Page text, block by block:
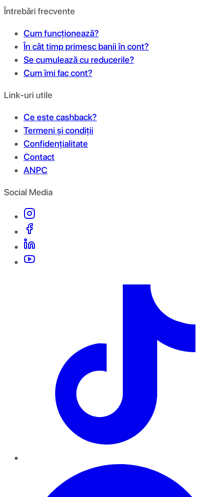
Întrebări frecvente
Cum funcționează?
În cât timp primesc banii în cont?
Se cumulează cu reducerile?
Cum îmi fac cont?
Link-uri utile
Ce este cashback?
Termeni și condiții
Confidențialitate
Contact
ANPC
Social Media